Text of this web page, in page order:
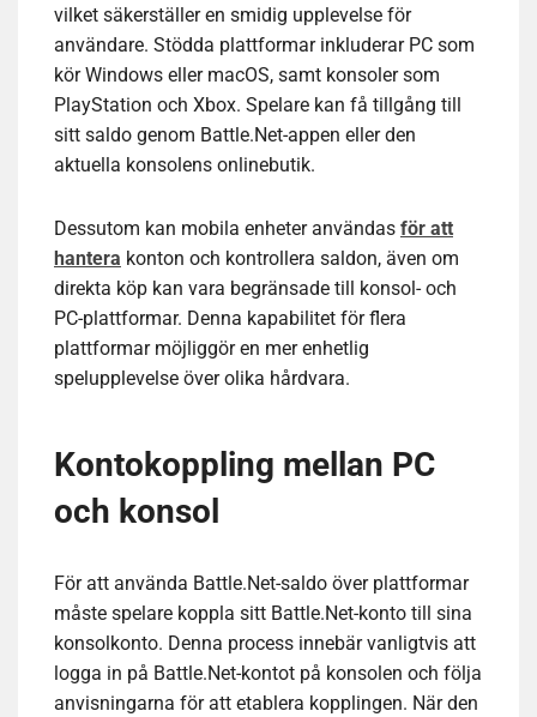
vilket säkerställer en smidig upplevelse för
användare. Stödda plattformar inkluderar PC som
kör Windows eller macOS, samt konsoler som
PlayStation och Xbox. Spelare kan få tillgång till
sitt saldo genom Battle.Net-appen eller den
aktuella konsolens onlinebutik.
Dessutom kan mobila enheter användas för att
hantera konton och kontrollera saldon, även om
direkta köp kan vara begränsade till konsol- och
PC-plattformar. Denna kapabilitet för flera
plattformar möjliggör en mer enhetlig
spelupplevelse över olika hårdvara.
Kontokoppling mellan PC
och konsol
För att använda Battle.Net-saldo över plattformar
måste spelare koppla sitt Battle.Net-konto till sina
konsolkonto. Denna process innebär vanligtvis att
logga in på Battle.Net-kontot på konsolen och följa
anvisningarna för att etablera kopplingen. När den